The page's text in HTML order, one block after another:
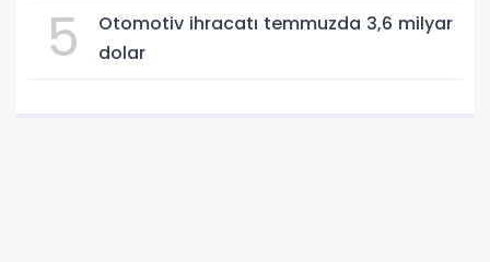
5
Otomotiv ihracatı temmuzda 3,6 milyar
dolar